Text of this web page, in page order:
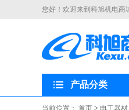
您好！欢迎来到科旭机电商
产品分类
当前位置： 首页 > 电工器材